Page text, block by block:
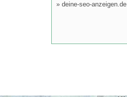
» deine-seo-anzeigen.de